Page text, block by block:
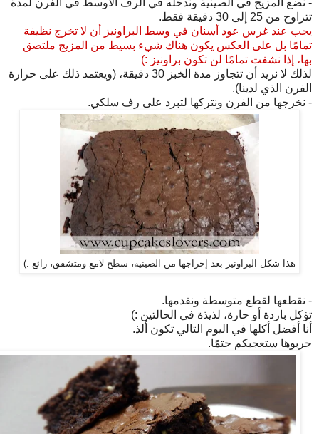
- نضع المزيج في الصينية وندخله في الرف الأوسط في الفرن لمدة
تتراوح من 25 إلى 30 دقيقة فقط.
يجب عند غرس عود أسنان في وسط البراونيز أن لا تخرج نظيفة
تمامًا بل على العكس يكون هناك شيء بسيط من المزيج ملتصق
بها، إذا نشفت تمامًا لن تكون براونيز :)
لذلك لا نريد أن تتجاوز مدة الخبز 30 دقيقة، (ويعتمد ذلك على حرارة
الفرن الذي لدينا).
- نخرجها من الفرن ونتركها لتبرد على رف سلكي.
هذا شكل البراونيز بعد إخراجها من الصينية، سطح لامع ومتشقق، رائع :)
- نقطعها لقطع متوسطة ونقدمها.
تؤكل باردة أو حارة، لذيذة في الحالتين :)
أنا أفضل أكلها في اليوم التالي تكون ألذ.
جربوها ستعجبكم حتمًا.